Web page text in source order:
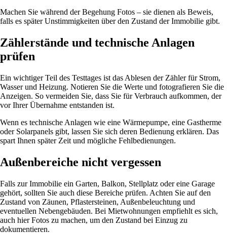
Machen Sie während der Begehung Fotos – sie dienen als Beweis,
falls es später Unstimmigkeiten über den Zustand der Immobilie gibt.
Zählerstände und technische Anlagen
prüfen
Ein wichtiger Teil des Testtages ist das Ablesen der Zähler für Strom,
Wasser und Heizung. Notieren Sie die Werte und fotografieren Sie die
Anzeigen. So vermeiden Sie, dass Sie für Verbrauch aufkommen, der
vor Ihrer Übernahme entstanden ist.
Wenn es technische Anlagen wie eine Wärmepumpe, eine Gastherme
oder Solarpanels gibt, lassen Sie sich deren Bedienung erklären. Das
spart Ihnen später Zeit und mögliche Fehlbedienungen.
Außenbereiche nicht vergessen
Falls zur Immobilie ein Garten, Balkon, Stellplatz oder eine Garage
gehört, sollten Sie auch diese Bereiche prüfen. Achten Sie auf den
Zustand von Zäunen, Pflastersteinen, Außenbeleuchtung und
eventuellen Nebengebäuden. Bei Mietwohnungen empfiehlt es sich,
auch hier Fotos zu machen, um den Zustand bei Einzug zu
dokumentieren.